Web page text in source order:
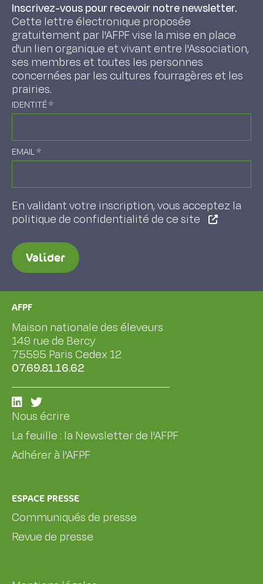
Inscrivez-vous pour recevoir notre newsletter.
Cette lettre électronique proposée
gratuitement par l'AFPF vise la mise en place
d'un lien organique et vivant entre l'Association,
ses membres et toutes les personnes
concernées par les cultures fourragères et les
prairies.
IDENTITÉ*
EMAIL*
En validant votre inscription, vous acceptez la
politique de confidentialité de ce site
Valider
AFPF
Maison nationale des éleveurs
149 rue de Bercy
75595 Paris Cedex 12
07.69.81.16.62
Nous écrire
La feuille : la Newsletter de l'AFPF
Adhérer à l'AFPF
ESPACE PRESSE
Communiqués de presse
Revue de presse